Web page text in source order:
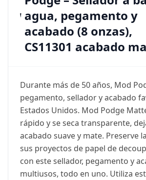
agua, pegamento y
acabado (8 onzas),
CS11301 acabado
Durante más de 50 años, Mod
pegamento, sellador y acabado
Estados Unidos. Mod Podge
rápido y se seca transparente,
acabado suave y mate. Preserve
sus proyectos de papel de
con este sellador, pegamento y
multiusos, todo en uno. Utiliza